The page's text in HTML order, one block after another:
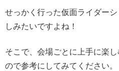
せっかく行った仮面ライダー
しみたいですよね！
そこで、会場ごとに上手に楽
ので参考にしてみてください。